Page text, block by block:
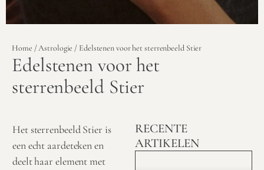
Home /Astrologie / Edelstenen voor het sterrenbeeld Stier
Edelstenen voor het
sterrenbeeld Stier
Het sterrenbeeld Stier is
een echt aardeteken en
deelt haar element met
RECENTE
ARTIKELEN